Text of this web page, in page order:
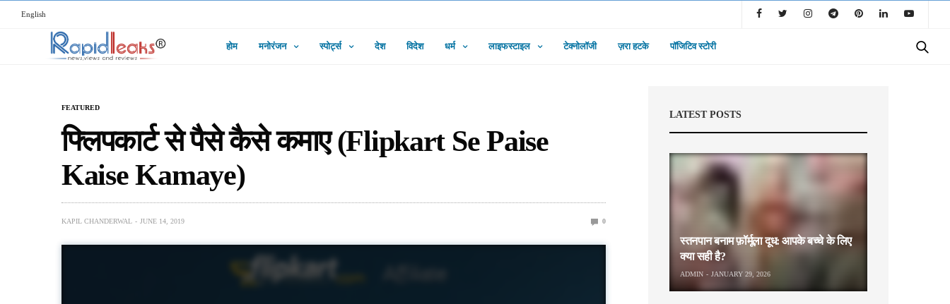
English
होम मनोरंजन स्पोर्ट्स देश विदेश धर्म लाइफस्टाइल टेक्नोलॉजी ज़रा हटके पॉजिटिव स्टोरी
FEATURED
फ्लिपकार्ट से पैसे कैसे कमाए (Flipkart Se Paise
Kaise Kamaye)
KAPIL CHANDERWAL JUNE 14, 2019 0
LATEST POSTS
स्तनपान बनाम फ़ॉर्मूला दूध: आपके बच्चे के लिए
क्या सही है?
ADMIN JANUARY 29, 2026